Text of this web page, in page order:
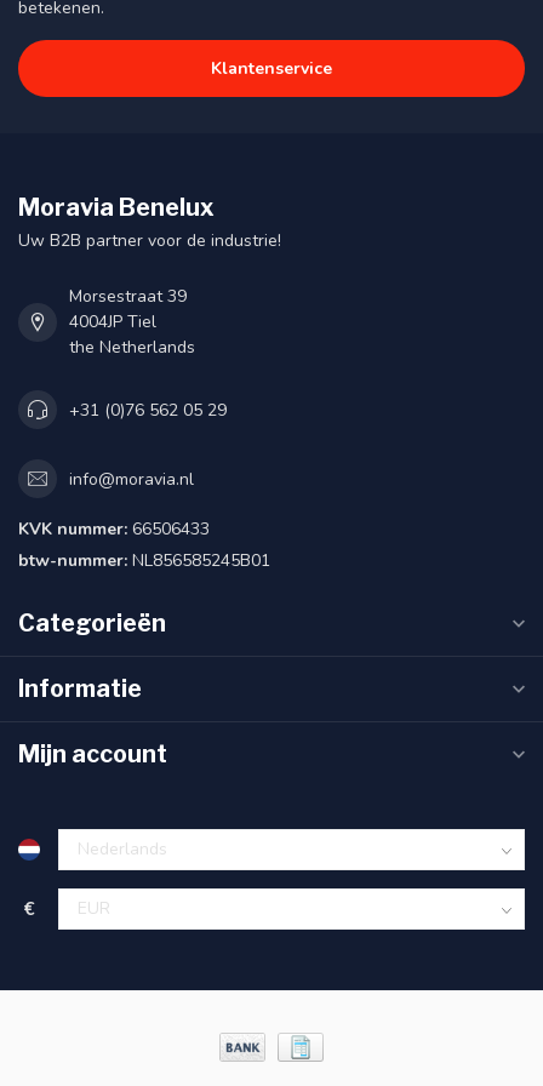
betekenen.
Klantenservice
Moravia Benelux
Uw B2B partner voor de industrie!
Morsestraat 39
4004JP Tiel
the Netherlands
+31 (0)76 562 05 29
info@moravia.nl
KVK nummer: 66506433
btw-nummer: NL856585245B01
Categorieën
Informatie
Mijn account
€